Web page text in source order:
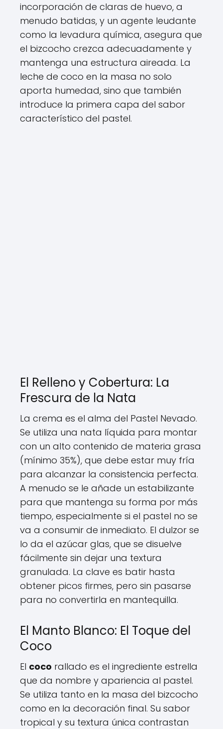
incorporación de claras de huevo, a
menudo batidas, y un agente leudante
como la levadura química, asegura que
el bizcocho crezca adecuadamente y
mantenga una estructura aireada. La
leche de coco en la masa no solo
aporta humedad, sino que también
introduce la primera capa del sabor
característico del pastel.
El Relleno y Cobertura: La
Frescura de la Nata
La crema es el alma del Pastel Nevado.
Se utiliza una nata líquida para montar
con un alto contenido de materia grasa
(mínimo 35%), que debe estar muy fría
para alcanzar la consistencia perfecta.
A menudo se le añade un estabilizante
para que mantenga su forma por más
tiempo, especialmente si el pastel no se
va a consumir de inmediato. El dulzor se
lo da el azúcar glas, que se disuelve
fácilmente sin dejar una textura
granulada. La clave es batir hasta
obtener picos firmes, pero sin pasarse
para no convertirla en mantequilla.
El Manto Blanco: El Toque del
Coco
El coco rallado es el ingrediente estrella
que da nombre y apariencia al pastel.
Se utiliza tanto en la masa del bizcocho
como en la decoración final. Su sabor
tropical y su textura única contrastan